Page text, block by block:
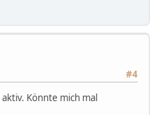
#4
Könnte mich mal